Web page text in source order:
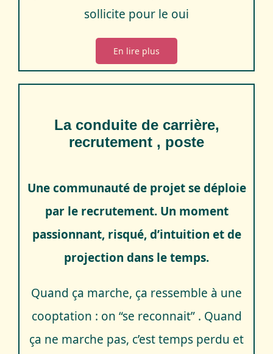
sollicite pour le oui
En lire plus
La conduite de carrière,
recrutement , poste
Une communauté de projet se déploie
par le recrutement. Un moment
passionnant, risqué, d’intuition et de
projection dans le temps.
Quand ça marche, ça ressemble à une
cooptation : on “se reconnait” . Quand
ça ne marche pas, c’est temps perdu et